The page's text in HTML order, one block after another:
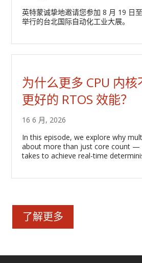
英特蒙诚挚地邀请您参加 8 月 19 日
举行的台北国际自动化工业大展。
为什么更多 CPU 内
更好的 RTOS 效能？
16 6 月, 2026
In this episode, we explore why
about more than just core count —
takes to achieve real-time
了解更多